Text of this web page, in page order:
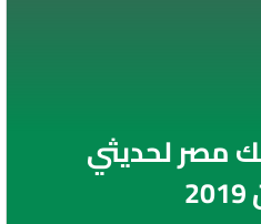
مصر لحديثي